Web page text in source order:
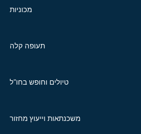
מכוניות
תעופה קלה
טיולים וחופש בחו"ל
משכנתאות וייעוץ מחזור